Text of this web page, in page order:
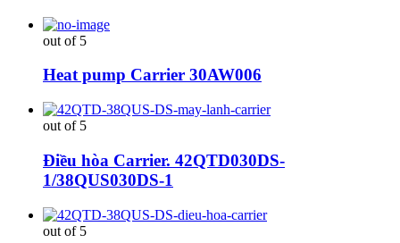
out of 5
Heat pump Carrier 30AW006
out of 5
Điều hòa Carrier. 42QTD030DS-
1/38QUS030DS-1
out of 5